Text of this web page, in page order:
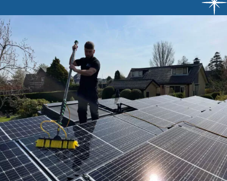
Offerte aanvragen